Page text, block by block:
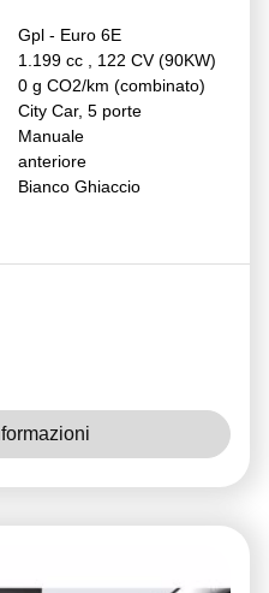
Gpl - Euro 6E
1.199 cc , 122 CV (90KW)
0 g CO2/km (combinato)
City Car, 5 porte
Manuale
anteriore
Bianco Ghiaccio